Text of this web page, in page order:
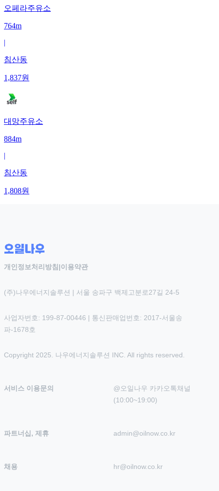
오페라주유소
764m
|
침산동
1,837원
대망주유소
884m
|
침산동
1,808원
개인정보처리방침 |이용약관
(주)나우에너지솔루션 | 서울 송파구 백제고분로27길 24-5
사업자번호: 199-87-00446 | 통신판매업번호: 2017-서울송
파-1678호
Copyright 2025. 나우에너지솔루션 INC. All rights reserved.
서비스 이용문의
@오일나우 카카오톡채널
(10:00~19:00)
파트너십, 제휴 admin@oilnow.co.kr
채용 hr@oilnow.co.kr